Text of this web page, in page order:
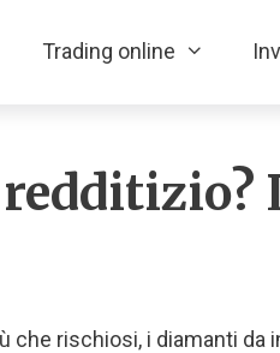
Trading online
che rischiosi, i diamanti da